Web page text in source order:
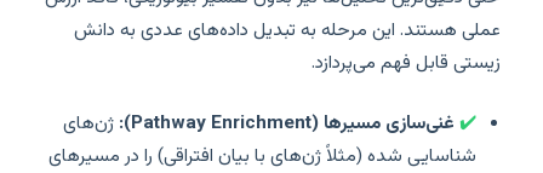
عملی هستند. این مرحله به تبدیل داده‌های عددی به دانش
زیستی قابل فهم می‌پردازد.
✔️ غنی‌سازی مسیرها (Pathway Enrichment):
ژن‌های
شناسایی شده (مثلاً ژن‌های با بیان افتراقی) را در مسیرهای